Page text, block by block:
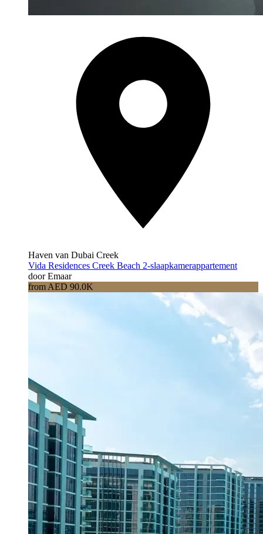
Haven van Dubai Creek
Vida Residences Creek Beach 2-slaapkamerappartement
door Emaar
from AED 90.0K